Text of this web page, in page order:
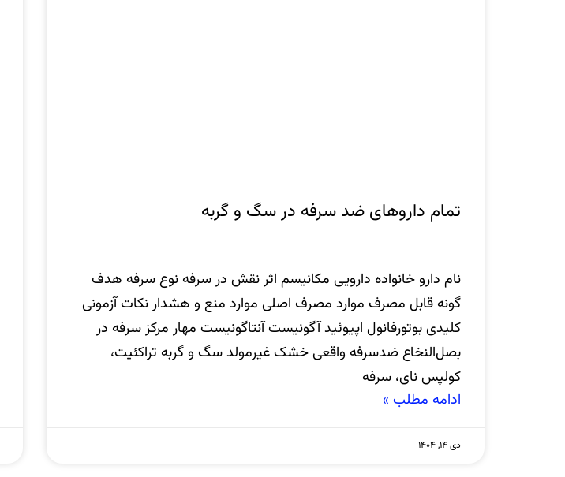
تمام داروهای ضد سرفه در سگ و گربه
نام دارو خانواده دارویی مکانیسم اثر نقش در سرفه نوع سرفه هدف
گونه قابل مصرف موارد مصرف اصلی موارد منع و هشدار نکات آزمونی
کلیدی بوتورفانول اپیوئید آگونیست آنتاگونیست مهار مرکز سرفه در
بصل‌النخاع ضدسرفه واقعی خشک غیرمولد سگ و گربه تراکئیت،
کولپس نای، سرفه
ادامه مطلب »
دی ۱۴, ۱۴۰۴